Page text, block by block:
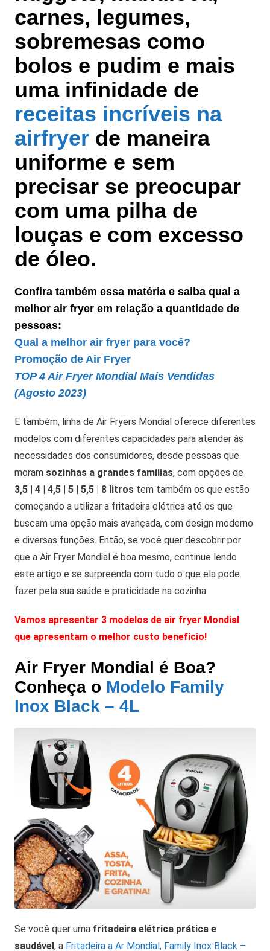
carnes, legumes,
sobremesas como
bolos e pudim e mais
uma infinidade de
receitas incríveis na
airfryer de maneira
uniforme e sem
precisar se preocupar
com uma pilha de
louças e com excesso
de óleo.
Confira também essa matéria e saiba qual a
melhor air fryer em relação a quantidade de
pessoas:
Qual a melhor air fryer para você?
Promoção de Air Fryer
TOP 4 Air Fryer Mondial Mais Vendidas
(Agosto 2023)
E também, linha de Air Fryers Mondial oferece diferentes
modelos com diferentes capacidades para atender às
necessidades dos consumidores, desde pessoas que
moram sozinhas a grandes famílias, com opções de
3,5 | 4 | 4,5 | 5 | 5,5 | 8 litros tem também os que estão
começando a utilizar a fritadeira elétrica até os que
buscam uma opção mais avançada, com design moderno
e diversas funções. Então, se você quer descobrir por
que a Air Fryer Mondial é boa mesmo, continue lendo
este artigo e se surpreenda com tudo o que ela pode
fazer pela sua saúde e praticidade na cozinha.
Vamos apresentar 3 modelos de air fryer Mondial
que apresentam o melhor custo benefício!
Air Fryer Mondial é Boa?
Conheça o Modelo Family
Inox Black – 4L
Se você quer uma fritadeira elétrica prática e
saudável , a Fritadeira a Ar Mondial, Family Inox Black –